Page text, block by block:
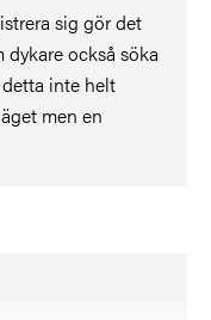
sig gör det
dykare också söka
detta inte helt
men en